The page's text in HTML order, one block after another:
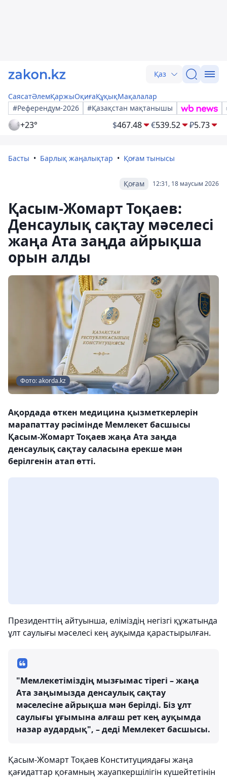
Қаз
СаясатӘлемҚаржыОқиғаҚұқықМақалалар
#Референдум-2026
#Қазақстан мақтанышы
+23° $467.48 €539.52 ₽5.73
Басты Барлық жаңалықтар Қоғам тынысы
12:31, 18 маусым 2026
Қоғам
Қасым-Жомарт Тоқаев:
Денсаулық сақтау мәселесі
жаңа Ата заңда айрықша
орын алды
Фото: akorda.kz
Ақордада өткен медицина қызметкерлерін
марапаттау рәсімінде Мемлекет басшысы
Қасым-Жомарт Тоқаев жаңа Ата заңда
денсаулық сақтау саласына ерекше мән
берілгенін атап өтті.
Президенттің айтуынша, еліміздің негізгі құжатында
ұлт саулығы мәселесі кең ауқымда қарастырылған.
"Мемлекетіміздің мызғымас тірегі – жаңа
Ата заңымызда денсаулық сақтау
мәселесіне айрықша мән берілді. Біз ұлт
саулығы ұғымына алғаш рет кең ауқымда
назар аудардық", – деді Мемлекет басшысы.
Қасым-Жомарт Тоқаев Конституциядағы жаңа
қағидаттар қоғамның жауапкершілігін күшейтетінін